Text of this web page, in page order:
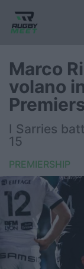
Nazionale
Nazionali
FIR
Internazionale
6 Nazioni
United
Marco
volano
I Sarries
15
PREMIERSHIP